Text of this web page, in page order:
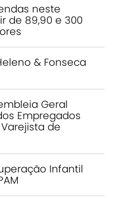
neste
de 89,90 e 300
& Fonseca
Geral
Empregados
de
Infantil